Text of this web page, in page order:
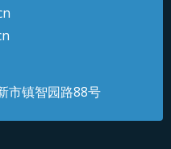
市镇智园路88号